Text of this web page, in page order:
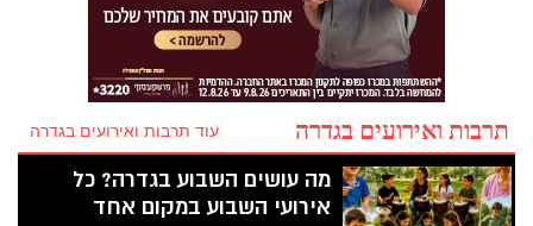
תרבות ואירועים בגדרה עוד תרבות ואירועים בגדרה
מה עושים השבוע בגדרה? כל
אירועי השבוע במקום אחד